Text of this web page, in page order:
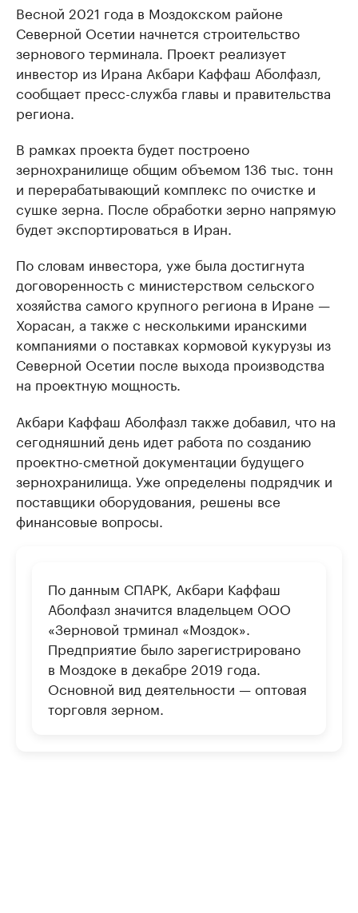
Весной 2021 года в Моздокском районе
Северной Осетии начнется строительство
зернового терминала. Проект реализует
инвестор из Ирана Акбари Каффаш Аболфазл,
сообщает пресс-служба главы и правительства
региона.
В рамках проекта будет построено
зернохранилище общим объемом 136 тыс. тонн
и перерабатывающий комплекс по очистке и
сушке зерна. После обработки зерно напрямую
будет экспортироваться в Иран.
По словам инвестора, уже была достигнута
договоренность с министерством сельского
хозяйства самого крупного региона в Иране —
Хорасан, а также с несколькими иранскими
компаниями о поставках кормовой кукурузы из
Северной Осетии после выхода производства
на проектную мощность.
Акбари Каффаш Аболфазл также добавил, что на
сегодняшний день идет работа по созданию
проектно-сметной документации будущего
зернохранилища. Уже определены подрядчик и
поставщики оборудования, решены все
финансовые вопросы.
По данным СПАРК, Акбари Каффаш
Аболфазл значится владельцем ООО
«Зерновой трминал «Моздок».
Предприятие было зарегистрировано
в Моздоке в декабре 2019 года.
Основной вид деятельности — оптовая
торговля зерном.